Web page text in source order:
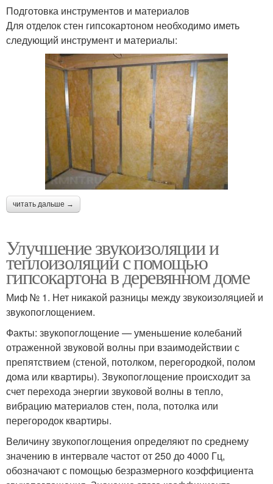
Подготовка инструментов и материалов
Для отделок стен гипсокартоном необходимо иметь
следующий инструмент и материалы:
читать дальше →
Улучшение звукоизоляции и
теплоизоляции с помощью
гипсокартона в деревянном доме
Миф № 1. Нет никакой разницы между звукоизоляцией и
звукопоглощением.
Факты: звукопоглощение — уменьшение колебаний
отраженной звуковой волны при взаимодействии с
препятствием (стеной, потолком, перегородкой, полом
дома или квартиры). Звукопоглощение происходит за
счет перехода энергии звуковой волны в тепло,
вибрацию материалов стен, пола, потолка или
перегородок квартиры.
Величину звукопоглощения определяют по среднему
значению в интервале частот от 250 до 4000 Гц,
обозначают с помощью безразмерного коэффициента